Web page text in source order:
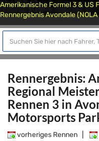
Amerikanische Formel 3 & US
Rennergebnis Avondale
Rennergebnis:
Regional
Rennen 3 in
Motorsports
vorheriges Rennen